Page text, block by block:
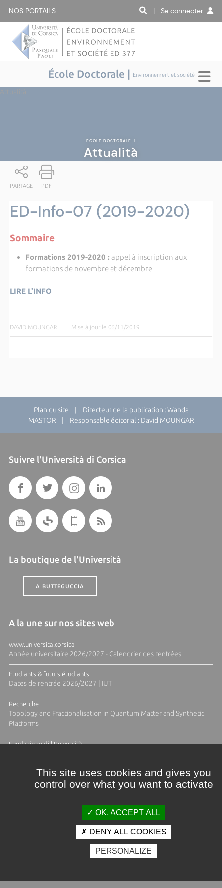
NOS PORTAILS : | Se connecter
École Doctorale | Environnement et société
ÉCOLE DOCTORALE |
Attualità
PARTAGE PDF
ED-Info-07 (2019-2020)
Sommaire
Formations 2019-2020 : appel à inscription aux
formations de novembre et décembre
LIRE L'INFO
DAVID MOUNGAR | Mise à jour le 06/11/2019
Plan du site | Directeur de la publication : Wanda
MASTOR | Responsable éditorial : David MOUNGAR
Suivre l'Università di Corsica
La boutique de l'Università
A BUTTEGUCCIA
A la une sur nos sites web
www.universita.corsica
Année universitaire 2026/2027 - Calendrier des rentrées
Etudiants & futurs étudiants
Dates de rentrée 2026/2027 | IUT
Recherche
Topology and Fractionalisation in Quantum Matter and Synthetic
Platforms
Fundazione di l'Università
Crédits et mentions légales
Espace presse
Photothèque
This site uses cookies and gives you
control over what you want to activate
OK, ACCEPT ALL
DENY ALL COOKIES
PERSONALIZE